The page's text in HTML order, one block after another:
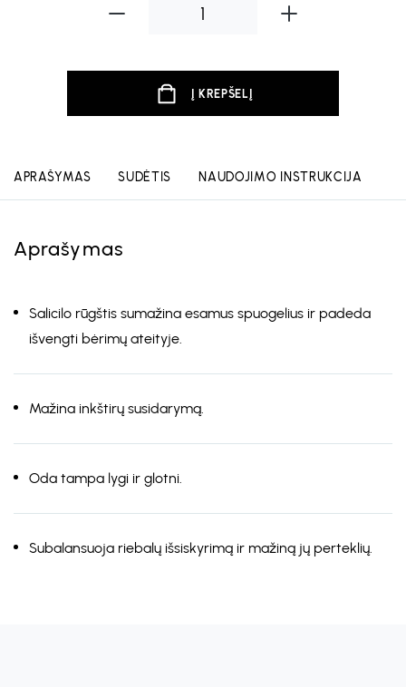
Į KREPŠELĮ
APRAŠYMAS SUDĖTIS NAUDOJIMO INSTRUKCIJA
Aprašymas
Salicilo rūgštis sumažina esamus spuogelius ir padeda
išvengti bėrimų ateityje.
Mažina inkštirų susidarymą.
Oda tampa lygi ir glotni.
Subalansuoja riebalų išsiskyrimą ir mažiną jų perteklių.